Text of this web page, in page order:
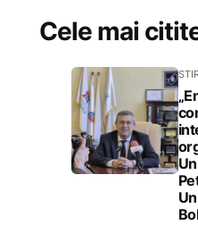
Cele mai